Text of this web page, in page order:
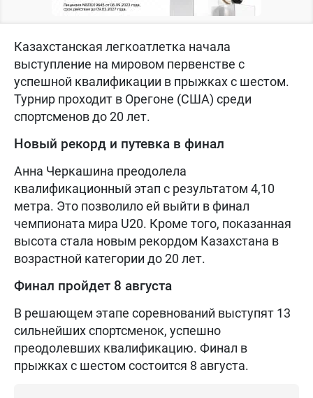
Казахстанская легкоатлетка начала
выступление на мировом первенстве с
успешной квалификации в прыжках с шестом.
Турнир проходит в Орегоне (США) среди
спортсменов до 20 лет.
Новый рекорд и путевка в финал
Анна Черкашина преодолела
квалификационный этап с результатом 4,10
метра. Это позволило ей выйти в финал
чемпионата мира U20. Кроме того, показанная
высота стала новым рекордом Казахстана в
возрастной категории до 20 лет.
Финал пройдет 8 августа
В решающем этапе соревнований выступят 13
сильнейших спортсменок, успешно
преодолевших квалификацию. Финал в
прыжках с шестом состоится 8 августа.